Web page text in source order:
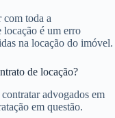
com toda a
locação é um erro
na locação do imóvel.
de locação?
advogados em
em questão.